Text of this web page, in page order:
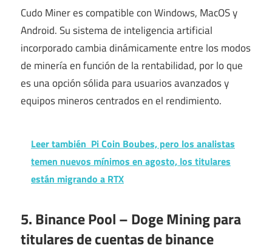
Cudo Miner es compatible con Windows, MacOS y
Android. Su sistema de inteligencia artificial
incorporado cambia dinámicamente entre los modos
de minería en función de la rentabilidad, por lo que
es una opción sólida para usuarios avanzados y
equipos mineros centrados en el rendimiento.
Leer también Pi Coin Boubes, pero los analistas
temen nuevos mínimos en agosto, los titulares
están migrando a RTX
5. Binance Pool – Doge Mining para
titulares de cuentas de binance